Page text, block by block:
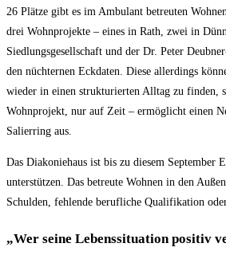
26 Plätze gibt es im Ambulant betreuten
drei Wohnprojekte – eines in Rath, zwei in
Siedlungsgesellschaft und der Dr. Peter
den nüchternen Eckdaten. Diese allerdings
wieder in einen strukturierten Alltag zu finden,
Wohnprojekt, nur auf Zeit – ermöglicht einen
Salierring aus.
Das Diakoniehaus ist bis zu diesem September
unterstützen. Das betreute Wohnen in den
Schulden, fehlende berufliche Qualifikation
„Wer seine Lebenssituation positiv